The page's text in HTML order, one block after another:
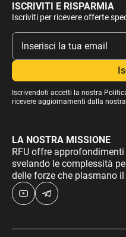
ISCRIVITI E RISPARMIA
Iscriviti per ricevere offerte
Iscrivendoti accetti la nostra
ricevere aggiornamenti dalla
LA NOSTRA MISSIONE
RFU offre
svelando le complessità
delle forze che plasmano